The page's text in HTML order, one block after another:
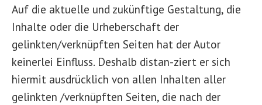
Auf die aktuelle und zukünftige Gestaltung, die
Inhalte oder die Urheberschaft der
gelinkten/verknüpften Seiten hat der Autor
keinerlei Einfluss. Deshalb distan-ziert er sich
hiermit ausdrücklich von allen Inhalten aller
gelinkten /verknüpften Seiten, die nach der